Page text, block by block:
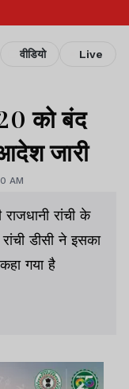
वीडियो Live
20 को बंद
जारी
AM
रांची के
डीसी ने इसका
गया है